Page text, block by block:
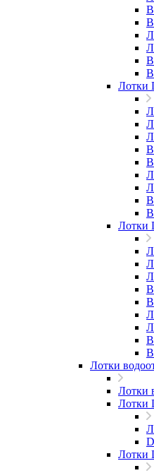
Лотки
Лотки
Лотки
Лотки
Лотки
Лотки